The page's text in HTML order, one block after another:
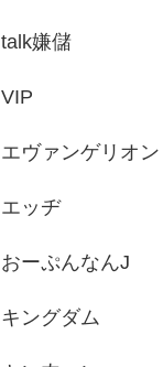
talk嫌儲
VIP
エヴァンゲリオン
エッヂ
おーぷんなんJ
キングダム